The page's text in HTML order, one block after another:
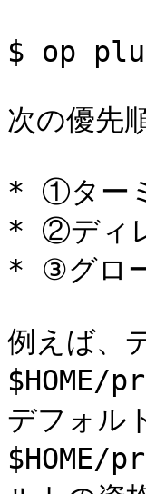
$ op
次の優先
* ①ター
* ②ディレ
* ③グロ
例えば、
$HOME/
デフォル
$HOME/